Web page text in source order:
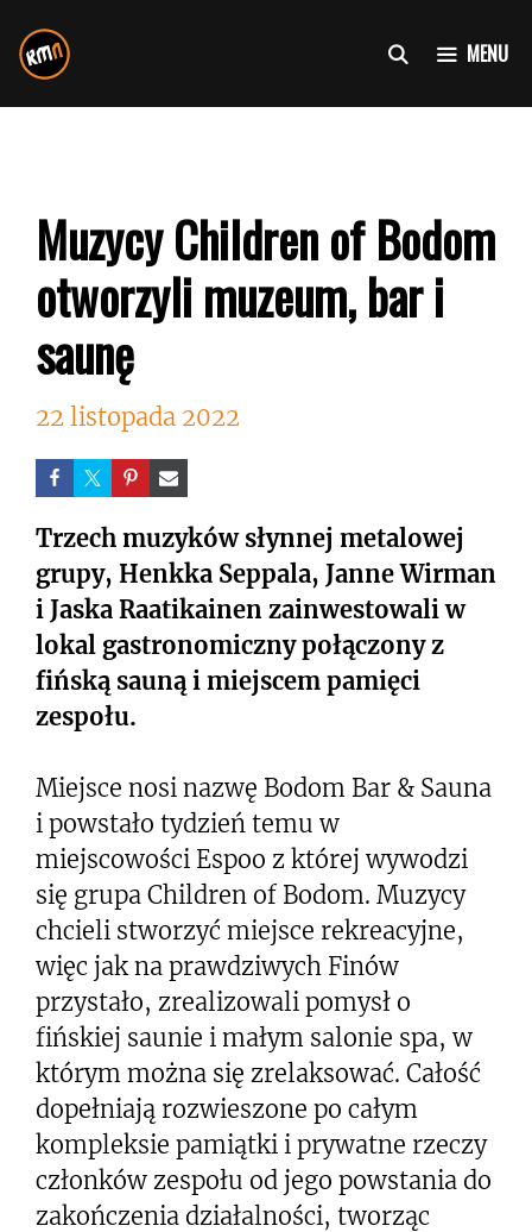
do
treści
MENU
Muzycy Children of Bodom
otworzyli muzeum, bar i
saunę
22 listopada 2022
Trzech muzyków słynnej metalowej
grupy, Henkka Seppala, Janne Wirman
i Jaska Raatikainen zainwestowali w
lokal gastronomiczny połączony z
fińską sauną i miejscem pamięci
zespołu.
Miejsce nosi nazwę Bodom Bar & Sauna
i powstało tydzień temu w
miejscowości Espoo z której wywodzi
się grupa Children of Bodom. Muzycy
chcieli stworzyć miejsce rekreacyjne,
więc jak na prawdziwych Finów
przystało, zrealizowali pomysł o
fińskiej saunie i małym salonie spa, w
którym można się zrelaksować. Całość
dopełniają rozwieszone po całym
kompleksie pamiątki i prywatne rzeczy
członków zespołu od jego powstania do
zakończenia działalności, tworząc